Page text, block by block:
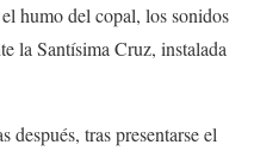
humo del copal, los sonidos
la Santísima Cruz, instalada
después, tras presentarse el